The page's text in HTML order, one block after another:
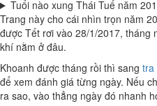
Tuổi nào xung Thái Tuế năm
Trang này cho cái nhìn trọn năm
được Tết rơi vào 28/1/2017, tháng
khí nằm ở đâu.
Khoanh được tháng rồi thì sang tra
để xem đánh giá từng ngày. Nếu
ra sao, vào thẳng ngày đó nhanh